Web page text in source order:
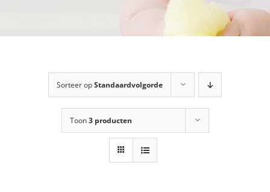
Sorteer opStandaardvolgorde
Toon3 producten